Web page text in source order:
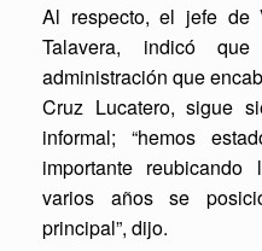
Al respecto, el jefe de
Talavera, indicó
administración que
Cruz Lucatero, sigue
informal; “hemos
importante
varios años se
principal”, dijo.